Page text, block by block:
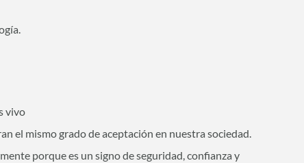
vivo
el mismo grado de aceptación en nuestra sociedad.
porque es un signo de seguridad, confianza y